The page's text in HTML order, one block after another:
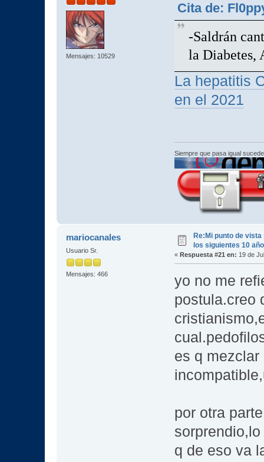
Mensajes: 10529
Cita de:
-Saldrán
la Diabetes,
La hepatitis
en el 2021
Siempre que pasa igual
mariocanales
Usuario Sr.
Mensajes: 466
Re:Mi punto de
los siguientes 10
« Respuesta #21 en: 19 de
yo no me
postula.creo
es q
por otra
q de eso va